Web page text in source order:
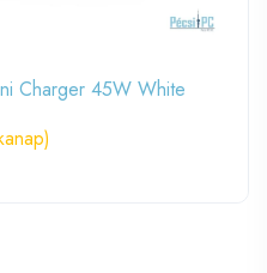
Charger 45W White